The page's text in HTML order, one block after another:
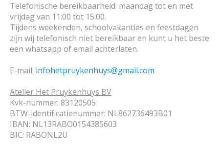
Telefonische bereikbaarheid: maandag tot en met
vrijdag van 11:00 tot 15:00.
Tijdens weekenden, schoolvakanties en feestdagen
zijn wij telefonisch niet bereikbaar en kunt u het beste
een whatsapp of email achterlaten.
E-mail: infohetpruykenhuys@gmail.com
Atelier Het Pruykenhuys BV
Kvk-nummer: 83120505
BTW-identificatienummer: NL862736493B01
IBAN: NL13RABO0154385603
BIC: RABONL2U